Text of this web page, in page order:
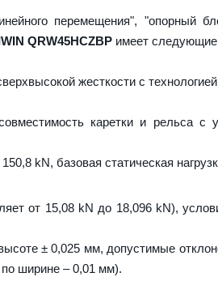
перемещения", "опорный
QRW45HCZBP имеет
жесткости с
каретки и рельса с
kN, базовая статическая
от 15,08 kN до 18,096 kN),
± 0,025 мм, допустимые
ширине – 0,01 мм).